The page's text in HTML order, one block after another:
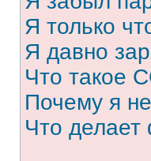
Я только
Я давно
Что такое
Почему я
Что